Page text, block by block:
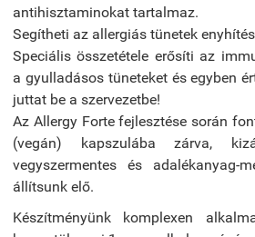
antihisztaminokat tartalmaz.
Segítheti az allergiás tünetek
Speciális összetétele erősíti az
a gyulladásos tüneteket és egyben
juttat be a szervezetbe!
Az Allergy Forte fejlesztése során
(vegán) kapszulába zárva,
vegyszermentes és adalékanyag-
állítsunk elő.
Készítményünk komplexen